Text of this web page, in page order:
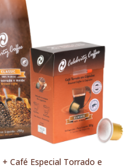
Café Especial Torrado e